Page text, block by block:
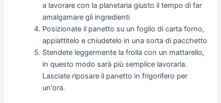
a lavorare con la planetaria giusto il tempo di far
amalgamare gli ingredienti
Posizionate il panetto su un foglio di carta forno,
appiattitelo e chiudetelo in una sorta di pacchetto
Stendete leggermente la frolla con un mattarello,
in questo modo sarà più semplice lavorarla.
Lasciate riposare il panetto in frigorifero per
un'ora.